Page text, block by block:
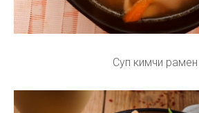
Суп кимчи рамен